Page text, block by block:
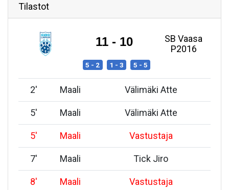
Tilastot
11 - 10
SB Vaasa
P2016
5 - 2 1 - 3 5 - 5
2' Maali Välimäki Atte
5' Maali Välimäki Atte
5' Maali Vastustaja
7' Maali Tick Jiro
8' Maali Vastustaja